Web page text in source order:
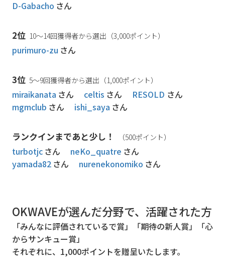
D-Gabacho さん
2位 10～14回獲得者から選出（3,000ポイント）
purimuro-zu さん
3位 5～9回獲得者から選出（1,000ポイント）
miraikanata さん celtis さん RESOLD さん
mgmclub さん ishi_saya さん
ランクインまであと少し！ （500ポイント）
turbotjc さん neKo_quatre さん
yamada82 さん nurenekonomiko さん
OKWAVEが選んだ分野で、活躍された方
「みんなに評価されているで賞」「期待の新人賞」「心
からサンキュー賞」
それぞれに、1,000ポイントを贈呈いたします。